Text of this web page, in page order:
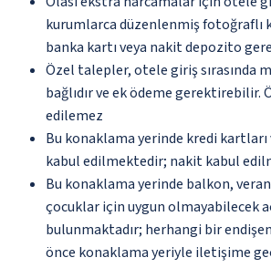
kurumlarca düzenlenmiş fotoğraflı
banka kartı veya nakit depozito
Özel talepler, otele giriş sırasında
bağlıdır ve ek ödeme
edilemez
Bu konaklama yerinde kredi kartları
kabul edilmektedir; nakit kabul
Bu konaklama yerinde balkon,
çocuklar için uygun olmayabilecek
bulunmaktadır; herhangi bir
önce konaklama yeriyle iletişime